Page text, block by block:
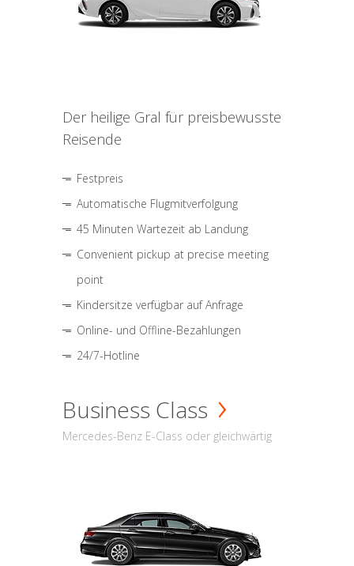
Der heilige Gral für preisbewusste
Reisende
Festpreis
Automatische Flugmitverfolgung
45 Minuten Wartezeit ab Landung
Convenient pickup at precise meeting
point
Kindersitze verfügbar auf Anfrage
Online- und Offline-Bezahlungen
24/7-Hotline
Business Class
Mercedes-Benz E-Class oder gleichwärtig